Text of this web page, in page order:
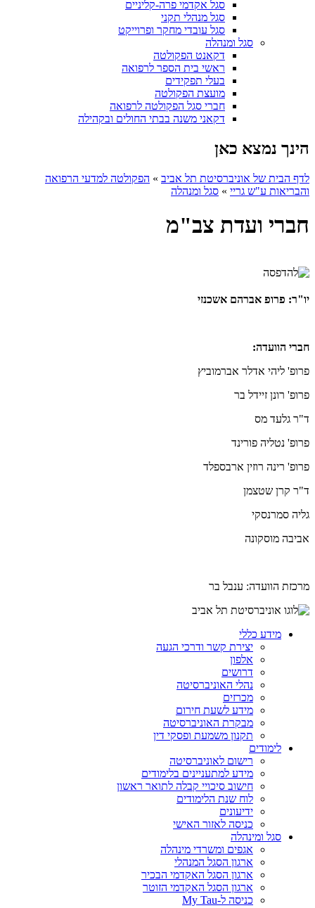
סגל אקדמי פרה-קליניים
סגל מנהלי תקני
סגל עובדי מחקר ופרוייקט
סגל ומנהלה
דקאנט הפקולטה
ראשי בית הספר לרפואה
בעלי תפקידים
מועצת הפקולטה
חברי סגל הפקולטה לרפואה
דקאני משנה בבתי החולים ובקהילה
הינך נמצא כאן
לדף הבית של אוניברסיטת תל אביב » הפקולטה למדעי הרפואה
והבריאות ע"ש גריי » סגל ומנהלה
חברי ועדת צב"מ
יו"ר: פרופ אברהם אשכנזי
חברי הוועדה:
פרופ' ליהי אדלר אברמוביץ
פרופ' רונן זיידל בר
ד"ר גלעד מס
פרופ' נטליה פורינד
פרופ' רינה רוזין ארבספלד
ד"ר קרן שטצמן
גליה סמרנסקי
אביבה מוסקונה
מרכזת הוועדה: ענבל בר
מידע כללי
יצירת קשר ודרכי הגעה
אלפון
דרושים
נהלי האוניברסיטה
מכרזים
מידע לשעת חירום
מבקרת האוניברסיטה
תקנון משמעת ופסקי דין
לימודים
רישום לאוניברסיטה
מידע למתעניינים בלימודים
חישוב סיכויי קבלה לתואר ראשון
לוח שנת הלימודים
ידיעונים
כניסה לאזור האישי
סגל ומינהלה
אגפים ומשרדי מינהלה
ארגון הסגל המנהלי
ארגון הסגל האקדמי הבכיר
ארגון הסגל האקדמי הזוטר
כניסה ל-My Tau